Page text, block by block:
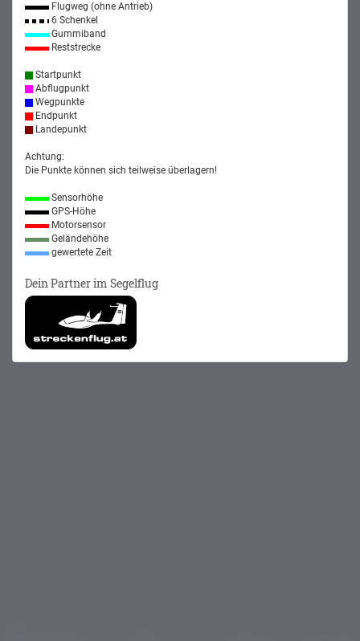
Flugweg (ohne Antrieb)
6 Schenkel
Gummiband
Reststrecke
Startpunkt
Abflugpunkt
Wegpunkte
Endpunkt
Landepunkt
Achtung:
Die Punkte können sich teilweise überlagern!
Sensorhöhe
GPS-Höhe
Motorsensor
Geländehöhe
gewertete Zeit
Dein Partner im Segelflug